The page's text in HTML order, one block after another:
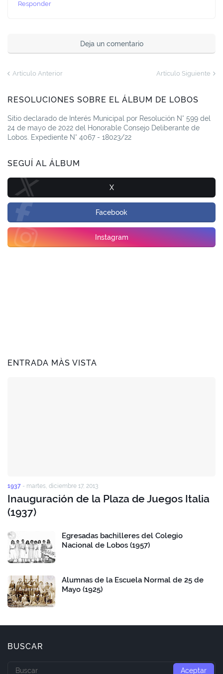
Responder
Deja un comentario
Artículo Anterior Artículo Siguiente
RESOLUCIONES SOBRE EL ÁLBUM DE LOBOS
Sitio declarado de Interés Municipal por Resolución N° 599 del
24 de mayo de 2022 del Honorable Consejo Deliberante de
Lobos. Expediente N° 4067 - 18023/22
SEGUÍ AL ÁLBUM
X
Facebook
Instagram
ENTRADA MÀS VISTA
1937 - martes, diciembre 17, 2013
Inauguración de la Plaza de Juegos Italia
(1937)
Egresadas bachilleres del Colegio
Nacional de Lobos (1957)
Alumnas de la Escuela Normal de 25 de
Mayo (1925)
BUSCAR